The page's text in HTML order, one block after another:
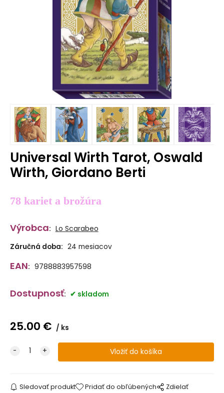
Universal Wirth Tarot, Oswald
Wirth, Giordano Berti
78 kariet a brožúra
Výrobca: Lo Scarabeo
Záručná doba: 24 mesiacov
EAN: 9788883957598
Dostupnosť: skladom
25.00 € ks
Sledovať produkt Pridať do obľúbených Zdielať